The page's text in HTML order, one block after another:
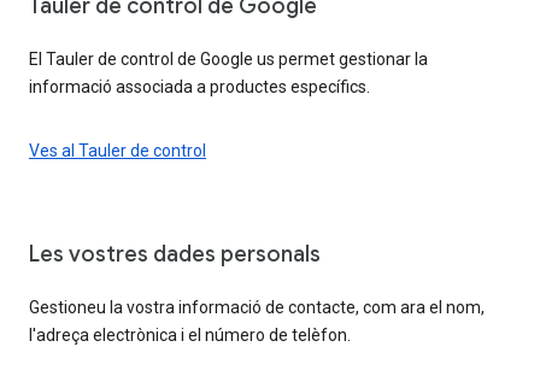
Tauler de control de Google
El Tauler de control de Google us permet gestionar la
informació associada a productes específics.
Ves al Tauler de control
Les vostres dades personals
Gestioneu la vostra informació de contacte, com ara el nom,
l'adreça electrònica i el número de telèfon.